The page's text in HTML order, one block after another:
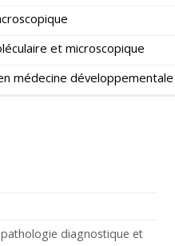
diagnostique et
et microscopique
médecine développementale